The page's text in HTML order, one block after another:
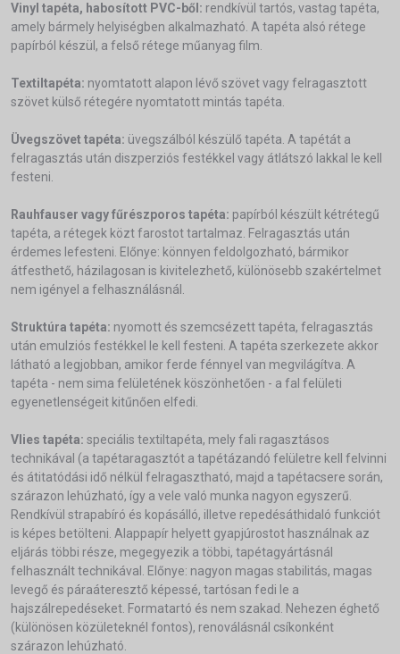
Vinyl tapéta, habosított PVC-ből: rendkívül tartós, vastag tapéta,
amely bármely helyiségben alkalmazható. A tapéta alsó rétege
papírból készül, a felső rétege műanyag film.
Textiltapéta: nyomtatott alapon lévő szövet vagy felragasztott
szövet külső rétegére nyomtatott mintás tapéta.
Üvegszövet tapéta: üvegszálból készülő tapéta. A tapétát a
felragasztás után diszperziós festékkel vagy átlátszó lakkal le kell
festeni.
Rauhfauser vagy fűrészporos tapéta: papírból készült kétrétegű
tapéta, a rétegek közt farostot tartalmaz. Felragasztás után
érdemes lefesteni. Előnye: könnyen feldolgozható, bármikor
átfesthető, házilagosan is kivitelezhető, különösebb szakértelmet
nem igényel a felhasználásnál.
Struktúra tapéta: nyomott és szemcsézett tapéta, felragasztás
után emulziós festékkel le kell festeni. A tapéta szerkezete akkor
látható a legjobban, amikor ferde fénnyel van megvilágítva. A
tapéta - nem sima felületének köszönhetően - a fal felületi
egyenetlenségeit kitűnően elfedi.
Vlies tapéta: speciális textiltapéta, mely fali ragasztásos
technikával (a tapétaragasztót a tapétázandó felületre kell felvinni
és átitatódási idő nélkül felragasztható, majd a tapétacsere során,
szárazon lehúzható, így a vele való munka nagyon egyszerű.
Rendkívül strapabíró és kopásálló, illetve repedésáthidaló funkciót
is képes betölteni. Alappapír helyett gyapjúrostot használnak az
eljárás többi része, megegyezik a többi, tapétagyártásnál
felhasznált technikával. Előnye: nagyon magas stabilitás, magas
levegő és páraáteresztő képessé, tartósan fedi le a
hajszálrepedéseket. Formatartó és nem szakad. Nehezen éghető
(különösen közületeknél fontos), renoválásnál csíkonként
szárazon lehúzható.